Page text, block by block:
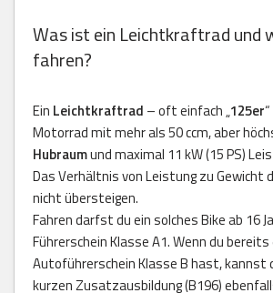
Was ist ein Leichtkraftrad und
fahren?
Ein Leichtkraftrad – oft einfach „125er
Motorrad mit mehr als 50 ccm, aber
Hubraumund maximal 11 kW (15 PS)
Das Verhältnis von Leistung zu Gewicht
nicht übersteigen.
Fahren darfst du ein solches Bike ab 16
Führerschein Klasse A1. Wenn du bereits
Autoführerschein Klasse B hast, kannst
kurzen Zusatzausbildung (B196)